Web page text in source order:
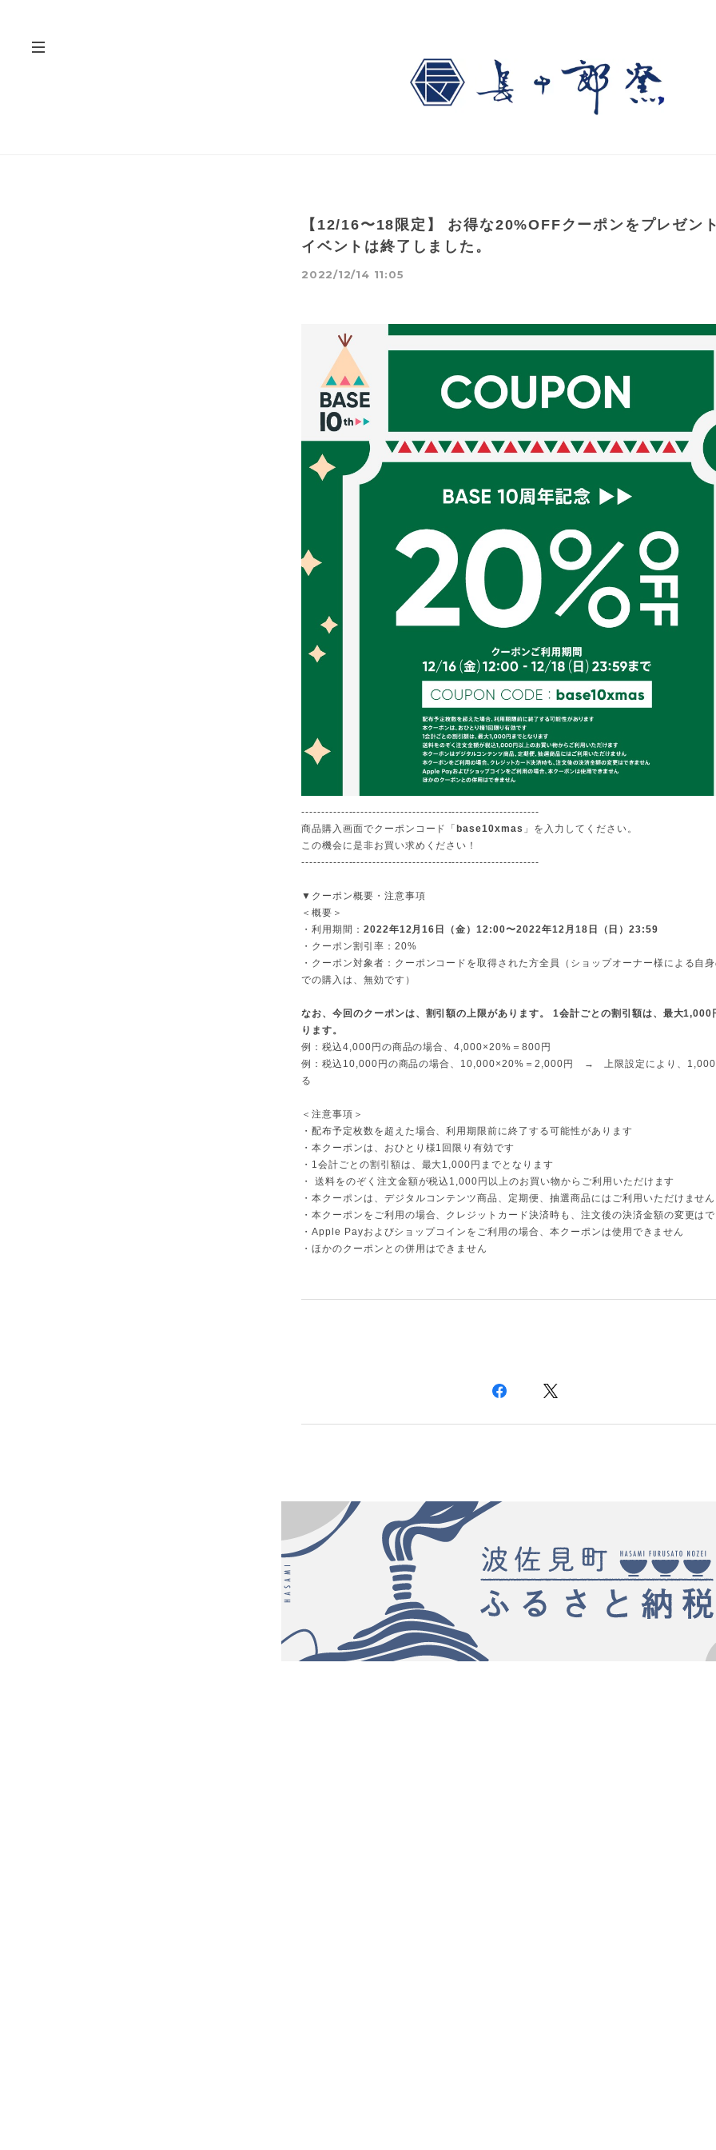
【12/16〜18限定】 お得な20%OFFクーポンをプレゼ
イベントは終了しました。
2022/12/14 11:05
------------------------------------------------------------
商品購入画面でクーポンコード「base10xmas 」を入力してください。
この機会に是非お買い求めください！
------------------------------------------------------------
▼クーポン概要・注意事項
＜概要＞
・利用期間： 2022年12月16日（金）12:00〜2022年12月18日（日）23:59
・クーポン割引率：20%
・クーポン対象者：クーポンコードを取得された方全員（ショップオーナー様による自
での購入は、無効です）
なお、今回のクーポンは、割引額の上限があります。 1会計ごとの割引額は、最大1,000
ります。
例：税込4,000円の商品の場合、4,000×20%＝800円
例：税込10,000円の商品の場合、10,000×20%＝2,000円 → 上限設定により、1,000
る
＜注意事項＞
・配布予定枚数を超えた場合、利用期限前に終了する可能性があります
・本クーポンは、おひとり様1回限り有効です
・1会計ごとの割引額は、最大1,000円までとなります
・ 送料をのぞく注文金額が税込1,000円以上のお買い物からご利用いただけます
・本クーポンは、デジタルコンテンツ商品、定期便、抽選商品にはご利用いただけません
・本クーポンをご利用の場合、クレジットカード決済時も、注文後の決済金額の変更は
・Apple Payおよびショップコインをご利用の場合、本クーポンは使用できません
・ほかのクーポンとの併用はできません